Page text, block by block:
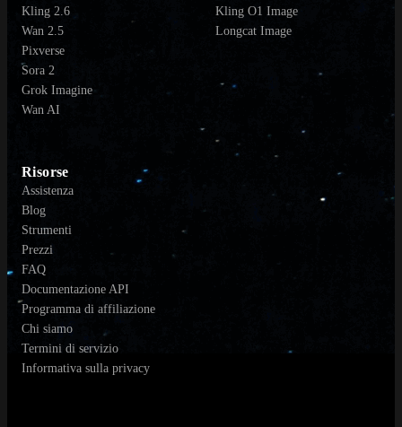
Kling 2.6
Wan 2.5
Pixverse
Sora 2
Grok Imagine
Wan AI
Kling O1 Image
Longcat Image
Risorse
Assistenza
Blog
Strumenti
Prezzi
FAQ
Documentazione API
Programma di affiliazione
Chi siamo
Termini di servizio
Informativa sulla privacy